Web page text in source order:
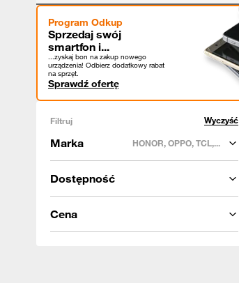
Program Odkup
Sprzedaj swój
smartfon i...
...zyskaj bon na zakup nowego
urządzenia! Odbierz dodatkowy rabat
na sprzęt.
Sprawdź ofertę
Filtruj Wyczyść
Marka HONOR, OPPO, TCL,...
Dostępność
Cena